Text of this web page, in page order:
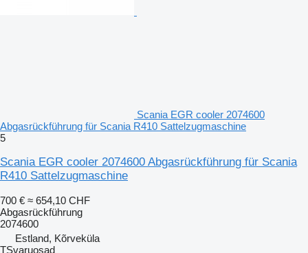
Scania EGR cooler 2074600
Abgasrückführung für Scania R410 Sattelzugmaschine
5
Scania EGR cooler 2074600 Abgasrückführung für Scania
R410 Sattelzugmaschine
700 € ≈ 654,10 CHF
Abgasrückführung
2074600
Estland, Kõrveküla
TSvaruosad